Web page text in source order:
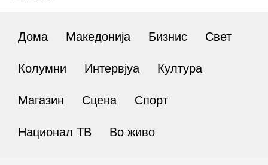
Дома Македонија Бизнис Свет
Колумни Интервјуа Култура
Магазин Сцена Спорт
Национал ТВ Во живо